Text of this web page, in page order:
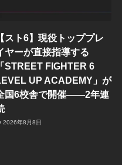
【スト6】現役トッププレ
ヤーが直接指導する
「STREET FIGHTER 6
UP ACADEMY」が
国6校舎で開催——2年連
2026年8月8日